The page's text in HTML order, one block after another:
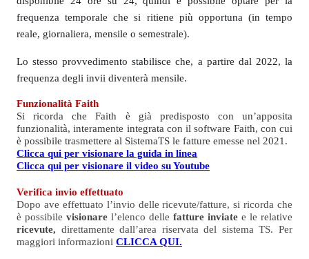
frequenza temporale che si ritiene più opportuna (in tempo
reale, giornaliera, mensile o semestrale).
Lo stesso provvedimento stabilisce che, a partire dal 2022, la
frequenza degli invii diventerà mensile.
Funzionalità Faith
Si ricorda che Faith è già predisposto con un’apposita
funzionalità, interamente integrata con il software Faith, con cui
è possibile trasmettere al SistemaTS le fatture emesse nel 2021.
Clicca qui per visionare la guida in linea
Clicca qui per visionare il video su Youtube
Verifica invio effettuato
Dopo ave effettuato l’invio delle ricevute/fatture, si ricorda che
è possibile visionare l’elenco delle fatture inviate e le relative
ricevute, direttamente dall’area riservata del sistema TS. Per
maggiori informazioni CLICCA QUI.